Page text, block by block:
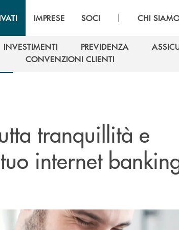
IMPRESE SOCI | CHI
INVESTIMENTI
INVESTIMENTI
PREVIDENZA
PREVIDENZA
CONVENZIONI CLIENTI
tranquillità e
internet